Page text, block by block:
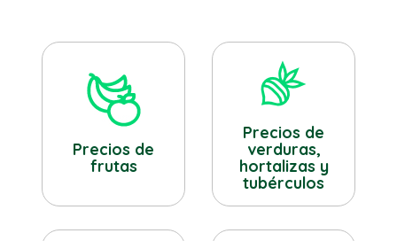
Precios de
frutas
Precios de
verduras,
hortalizas y
tubérculos